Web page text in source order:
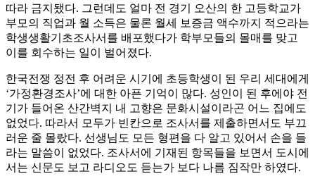
따라 금지됐다. 그런데도 얼마 전 경기 오산의 한 고등학교가
부모의 직업과 월 소득은 물론 월세 보증금 액수까지 적으라는
학생생활기초조사서를 배포했다가 학부모들의 몰매를 맞고
이를 회수하는 일이 벌어졌다.
한국전쟁 정전 후 어려운 시기에 초등학생이 된 우리 세대에게
‘가정환경조사’에 대한 아픈 기억이 많다. 성인이 된 후에야 전
기가 들어온 산간벽지 내 고향은 문화시설이라곤 어느 집에도
없었다. 따라서 모두가 빈칸으로 조사서를 제출하면서도 부끄
러운 줄 몰랐다. 선생님도 모든 형편을 다 알고 있어서 손을 들
라는 말씀이 없었다. 조사서에 기재된 항목들을 보면서 도시에
서는 신문도 보고 라디오도 듣는가 보다 나름 짐작만 하였다.